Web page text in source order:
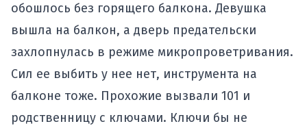
обошлось без горящего балкона. Девушка
вышла на балкон, а дверь предательски
захлопнулась в режиме микропроветривания.
Сил ее выбить у нее нет, инструмента на
балконе тоже. Прохожие вызвали 101 и
родственницу с ключами. Ключи бы не